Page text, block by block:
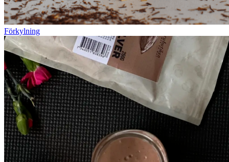
Förkylning